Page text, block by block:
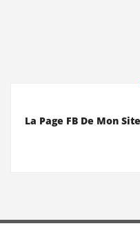
La Page FB De Mon Site